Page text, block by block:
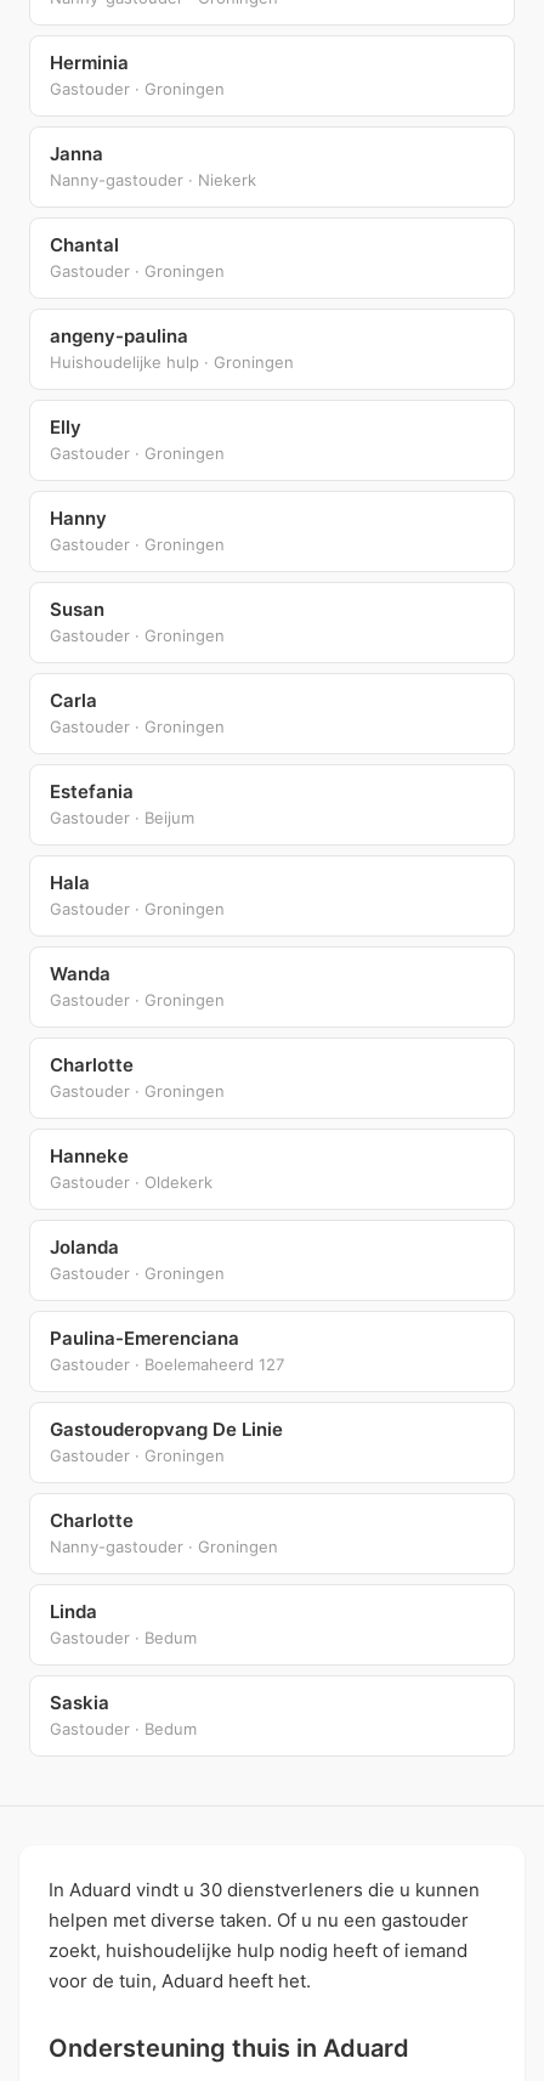
Herminia
Gastouder · Groningen
Janna
Nanny-gastouder · Niekerk
Chantal
Gastouder · Groningen
angeny-paulina
Huishoudelijke hulp · Groningen
Elly
Gastouder · Groningen
Hanny
Gastouder · Groningen
Susan
Gastouder · Groningen
Carla
Gastouder · Groningen
Estefania
Gastouder · Beijum
Hala
Gastouder · Groningen
Wanda
Gastouder · Groningen
Charlotte
Gastouder · Groningen
Hanneke
Gastouder · Oldekerk
Jolanda
Gastouder · Groningen
Paulina-Emerenciana
Gastouder · Boelemaheerd 127
Gastouderopvang De Linie
Gastouder · Groningen
Charlotte
Nanny-gastouder · Groningen
Linda
Gastouder · Bedum
Saskia
Gastouder · Bedum
In Aduard vindt u 30 dienstverleners die u kunnen
helpen met diverse taken. Of u nu een gastouder
zoekt, huishoudelijke hulp nodig heeft of iemand
voor de tuin, Aduard heeft het.
Ondersteuning thuis in Aduard